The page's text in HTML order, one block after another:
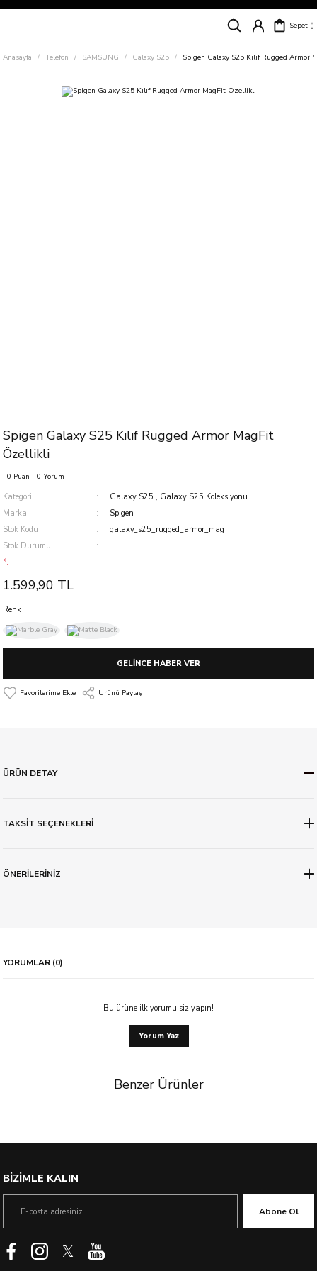
Siparişleriniz
Süper İndirimli Fiyatlar
Sepet
Anasayfa Telefon SAMSUNG Galaxy S25 Spigen Galaxy S25 Kılıf Rugged Armor
Spigen Galaxy S25 Kılıf Rugged Armor MagFit
Özellikli
0 Puan - 0 Yorum
Kategori Galaxy S25 , Galaxy S25 Koleksiyonu
Marka
Spigen
Stok Kodu
galaxy_s25_rugged_armor_mag
Stok Durumu
.
*.
1.599,90 TL
Renk
GELİNCE HABER VER
Ürünü Paylaş
ÜRÜN DETAY
TAKSİT SEÇENEKLERİ
ÖNERİLERİNİZ
YORUMLAR (0)
Bu ürüne ilk yorumu siz yapın!
Yorum Yaz
Benzer Ürünler
BİZİMLE KALIN
Abone Ol